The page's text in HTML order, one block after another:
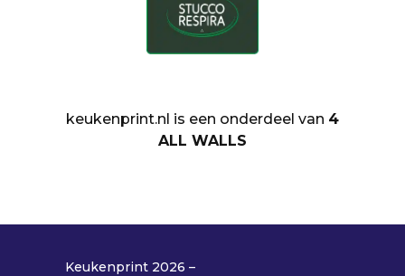
keukenprint.nl is een onderdeel van 4
ALL WALLS
Keukenprint 2026 –